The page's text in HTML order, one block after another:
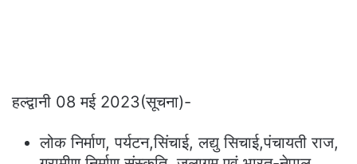
हल्द्वानी 08 मई 2023(सूचना)-
लोक निर्माण, पर्यटन,सिंचाई, लद्यु सिचाई,पंचायती राज,